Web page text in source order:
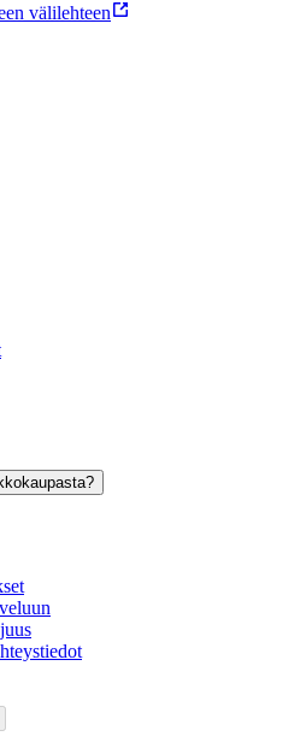
välilehteen